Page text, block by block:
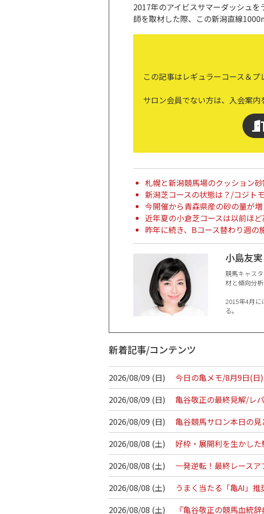
2017年のアイビスサマーダッシュ
師を取材した際、この新潟直線
この記事はレギュラーコース＆プ
サロン会員でない方は、入会案内
札幌と新潟競馬場のクッション
新潟芝コースの状態は？/コジト
今開催から青森県産の砂の量が
近年夏の小倉芝コースは以前ほ
昨年に続き、Bコース替わり週
小島友実
競馬キャス
材と傾向分
2015年4月に
る。
新着記事/コンテンツ
2026/08/09 (日)
今日の亀メモ/8月9日(日)
2026/08/09 (日)
亀谷敬正の最終見解/レ
2026/08/09 (日)
亀谷競馬サロン本日の
2026/08/08 (土)
好枠・展開利を生かし
2026/08/08 (土)
一発逆転！最終レース
2026/08/08 (土)
うまく当たる「亀AI」
2026/08/08 (土)
『亀谷敬正の競馬血統